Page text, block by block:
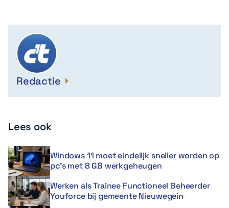
Redactie
Lees ook
Windows 11 moet eindelijk sneller worden op
pc’s met 8 GB werkgeheugen
Werken als Trainee Functioneel Beheerder
Youforce bij gemeente Nieuwegein